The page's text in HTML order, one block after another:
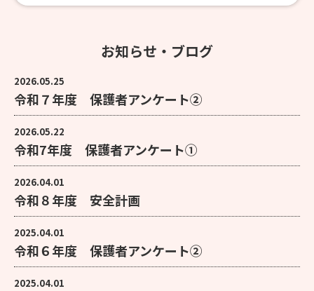
お知らせ・ブログ
2026.05.25
令和７年度 保護者アンケート②
2026.05.22
令和7年度 保護者アンケート①
2026.04.01
令和８年度 安全計画
2025.04.01
令和６年度 保護者アンケート②
2025.04.01